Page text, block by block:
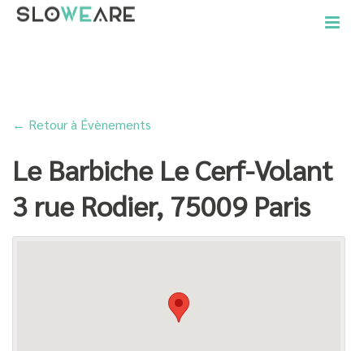
← Retour à Évènements
Le Barbiche Le Cerf-Volant
3 rue Rodier, 75009 Paris